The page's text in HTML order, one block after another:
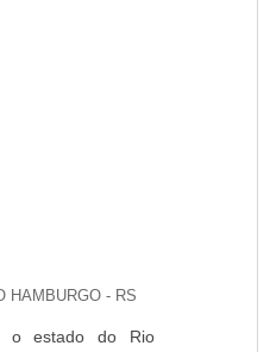
HAMBURGO - RS
o estado do Rio